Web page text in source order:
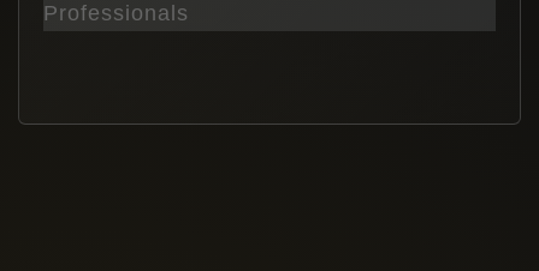
Professionals